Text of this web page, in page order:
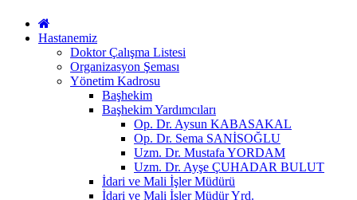
Hastanemiz
Doktor Çalışma Listesi
Organizasyon Şeması
Yönetim Kadrosu
Başhekim
Başhekim Yardımcıları
Op. Dr. Aysun KABASAKAL
Op. Dr. Sema SANİSOĞLU
Uzm. Dr. Mustafa YORDAM
Uzm. Dr. Ayşe ÇUHADAR BULUT
İdari ve Mali İşler Müdürü
İdari ve Mali İşler Müdür Yrd.